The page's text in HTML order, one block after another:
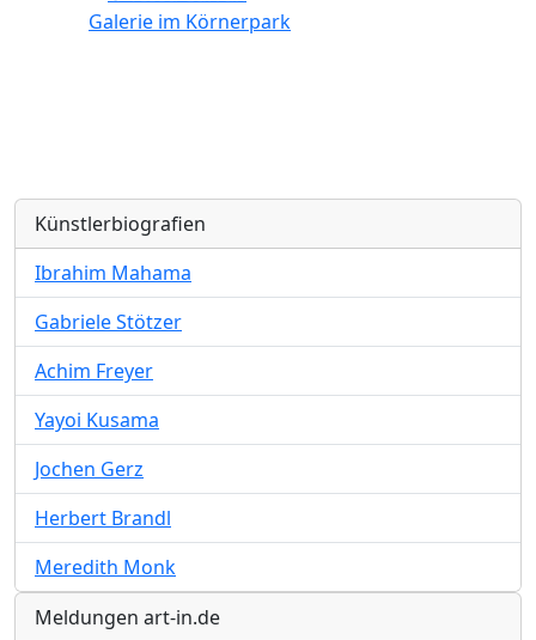
Galerie im Körnerpark
Künstlerbiografien
Ibrahim Mahama
Gabriele Stötzer
Achim Freyer
Yayoi Kusama
Jochen Gerz
Herbert Brandl
Meredith Monk
Meldungen art-in.de